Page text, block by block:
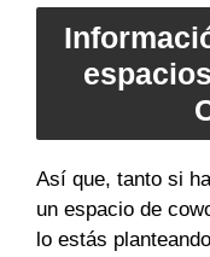
Así que, tanto si
un espacio de
lo estás